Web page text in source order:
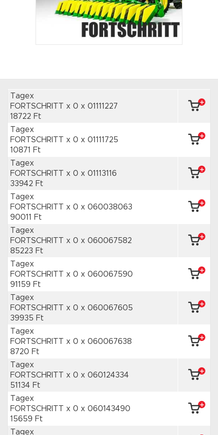
Tagex
FORTSCHRITT x 0 x 01111227
18722 Ft
Tagex
FORTSCHRITT x 0 x 01111725
10871 Ft
Tagex
FORTSCHRITT x 0 x 01113116
33942 Ft
Tagex
FORTSCHRITT x 0 x 060038063
90011 Ft
Tagex
FORTSCHRITT x 0 x 060067582
85223 Ft
Tagex
FORTSCHRITT x 0 x 060067590
91159 Ft
Tagex
FORTSCHRITT x 0 x 060067605
39935 Ft
Tagex
FORTSCHRITT x 0 x 060067638
8720 Ft
Tagex
FORTSCHRITT x 0 x 060124334
51134 Ft
Tagex
FORTSCHRITT x 0 x 060143490
15659 Ft
Tagex